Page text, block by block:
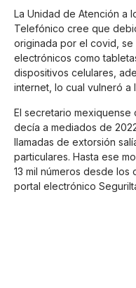
La Unidad de Atención a
Telefónico cree que
originada por el covid,
electrónicos como
dispositivos celulares,
internet, lo cual vulneró a
El secretario mexiquense
decía a mediados de
llamadas de extorsión
particulares. Hasta ese
13 mil números desde
portal electrónico